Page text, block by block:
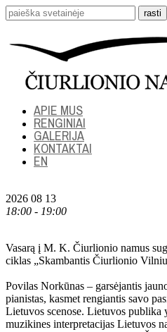
APIE MUS
RENGINIAI
GALERIJA
KONTAKTAI
EN
2026 08 13
18:00 - 19:00
Vasarą į M. K. Čiurlionio namus
ciklas „Skambantis Čiurlionio
Povilas Norkūnas – garsėjantis
pianistas, kasmet rengiantis savo
Lietuvos scenose. Lietuvos publika
muzikines interpretacijas Lietuvos